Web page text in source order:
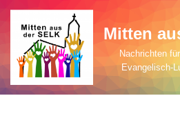
Zum
Inhalt
springen
Mitten
Nachrichten
Evangelisch-